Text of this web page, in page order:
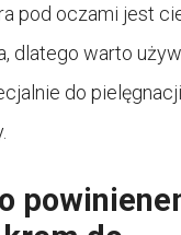
pod oczami jest
dlatego warto
do